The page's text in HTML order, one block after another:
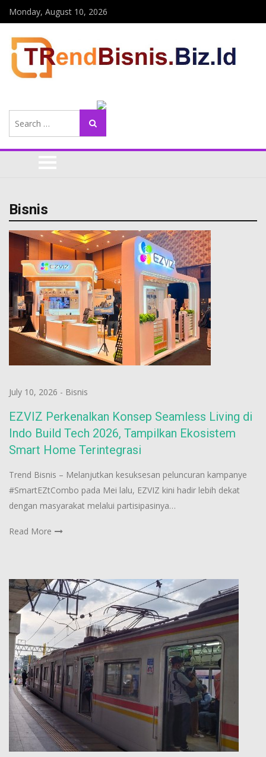
Monday, August 10, 2026
for:
Search
Bisnis
July 10, 2026 - Bisnis
EZVIZ Perkenalkan Konsep Seamless Living di
Indo Build Tech 2026, Tampilkan Ekosistem
Smart Home Terintegrasi
Trend Bisnis – Melanjutkan kesuksesan peluncuran kampanye
#SmartEZtCombo pada Mei lalu, EZVIZ kini hadir lebih dekat
dengan masyarakat melalui partisipasinya…
Read More